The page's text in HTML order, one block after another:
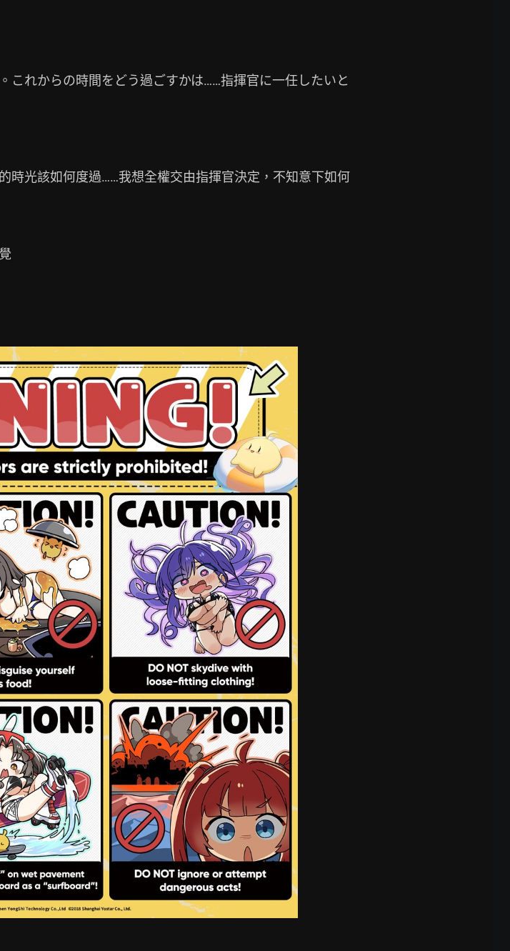
これからの時間をどう過ごすかは……指揮官に一任したいと
時光該如何度過……我想全權交由指揮官決定，不知意下如何